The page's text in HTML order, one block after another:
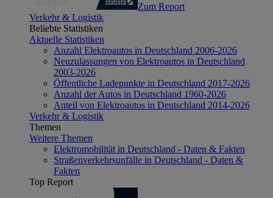
Zum Report
Verkehr & Logistik
Beliebte Statistiken
Aktuelle Statistiken
Anzahl Elektroautos in Deutschland 2006-2026
Neuzulassungen von Elektroautos in Deutschland
2003-2026
Öffentliche Ladepunkte in Deutschland 2017-2026
Anzahl der Autos in Deutschland 1960-2026
Anteil von Elektroautos in Deutschland 2014-2026
Verkehr & Logistik
Themen
Weitere Themen
Elektromobilität in Deutschland - Daten & Fakten
Straßenverkehrsunfälle in Deutschland - Daten &
Fakten
Top Report